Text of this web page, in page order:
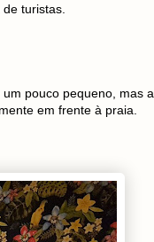
turistas.
um pouco pequeno, mas a
em frente à praia.